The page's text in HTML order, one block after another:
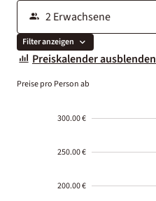
Filter anzeigen
Preiskalender ausblenden
Preise pro Person ab
300.00 €
250.00 €
200.00 €